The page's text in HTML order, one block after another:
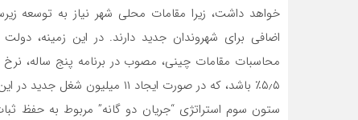
خواهد داشت، زیرا مقامات محلی شهر نیاز به توسعه
۵٫۵٪ باشد، که در صورت ایجاد ۱۱ میلیون شغل جدید در این کشور، دستیابی به آن قابل ارزیابی است.
ستون سوم استراتژی “جریان ‌دو گانه” مربوط به حفظ